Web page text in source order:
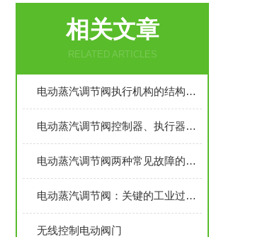
相关文章
RELATED ARTICLES
电动蒸汽调节阀执行机构的结构组成
电动蒸汽调节阀控制器、执行器结构组成和作用
电动蒸汽调节阀两种常见故障的解决方法
电动蒸汽调节阀：关键的工业过程控制设备
无线控制电动阀门